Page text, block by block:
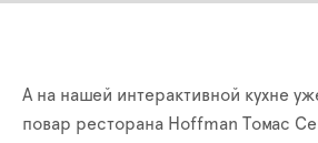
А на нашей интерактивной кухне
повар ресторана Hoffman Томас